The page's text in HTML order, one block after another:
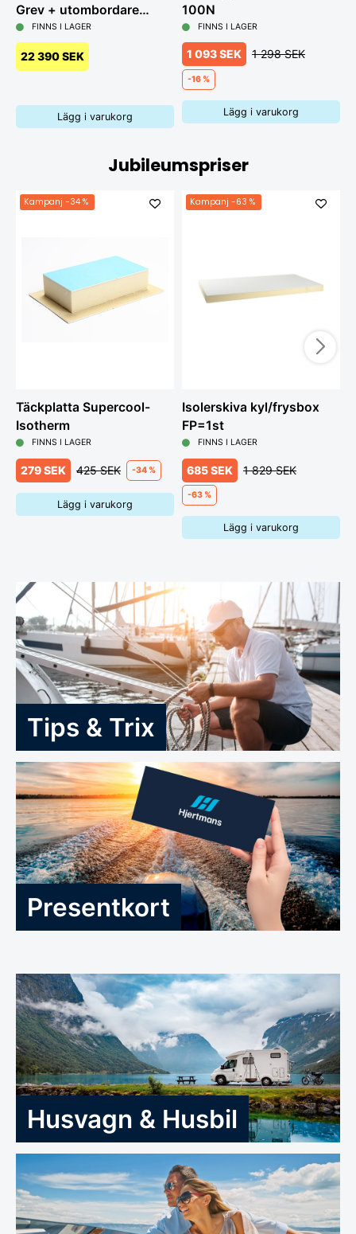
Grey + utombordare
Mercury 6hk
FINNS I LAGER
22 390 SEK
Lägg i varukorg
100N
FINNS I LAGER
1 093 SEK 1 298 SEK
-16 %
Lägg i varukorg
Jubileumspriser
Kampanj -34 %
Täckplatta Supercool-
Isotherm
FINNS I LAGER
279 SEK 425 SEK -34 %
Lägg i varukorg
Kampanj -63 %
Isolerskiva kyl/frysbox
FP=1st
FINNS I LAGER
685 SEK 1 829 SEK
-63 %
Lägg i varukorg
Tips & Trix
Presentkort
Husvagn & Husbil